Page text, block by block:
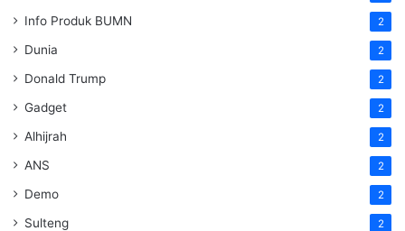
Info Produk BUMN 2
Dunia 2
Donald Trump 2
Gadget 2
Alhijrah 2
ANS 2
Demo 2
Sulteng 2